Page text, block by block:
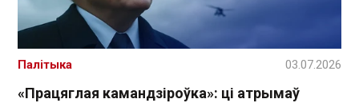
«Працяглая камандзіроўка»: ці атрымаў
Палітыка 03.07.2026